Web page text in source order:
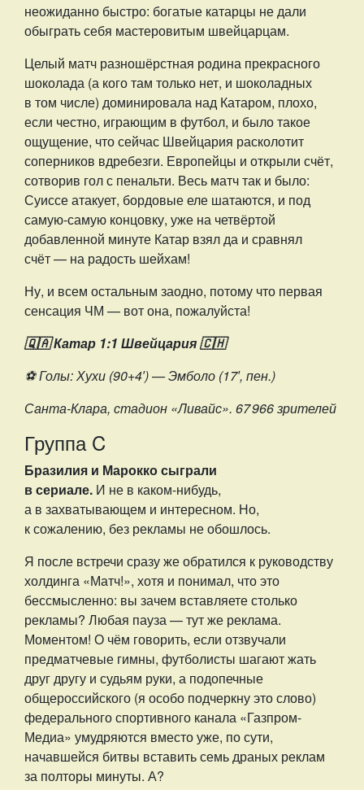
неожиданно быстро: богатые катарцы не дали
обыграть себя мастеровитым швейцарцам.
Целый матч разношёрстная родина прекрасного
шоколада (а кого там только нет, и шоколадных
в том числе) доминировала над Катаром, плохо,
если честно, играющим в футбол, и было такое
ощущение, что сейчас Швейцария расколотит
соперников вдребезги. Европейцы и открыли счёт,
сотворив гол с пенальти. Весь матч так и было:
Суиссе атакует, бордовые еле шатаются, и под
самую-самую концовку, уже на четвёртой
добавленной минуте Катар взял да и сравнял
счёт — на радость шейхам!
Ну, и всем остальным заодно, потому что первая
сенсация ЧМ — вот она, пожалуйста!
🇶🇦 Катар 1:1 Швейцария 🇨🇭
⚽️ Голы: Хухи (90+4′) — Эмболо (17′, пен.)
Санта-Клара, стадион «Ливайс». 67 966 зрителей
Группа C
Бразилия и Марокко сыграли
в сериале. И не в каком-нибудь,
а в захватывающем и интересном. Но,
к сожалению, без рекламы не обошлось.
Я после встречи сразу же обратился к руководству
холдинга «Матч!», хотя и понимал, что это
бессмысленно: вы зачем вставляете столько
рекламы? Любая пауза — тут же реклама.
Моментом! О чём говорить, если отзвучали
предматчевые гимны, футболисты шагают жать
друг другу и судьям руки, а подопечные
общероссийского (я особо подчеркну это слово)
федерального спортивного канала «Газпром-
Медиа» умудряются вместо уже, по сути,
начавшейся битвы вставить семь драных реклам
за полторы минуты. А?